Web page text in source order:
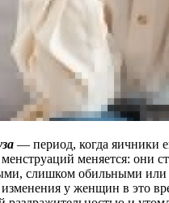
— период, когда яичники
меняется: они
слишком обильными
у женщин в это